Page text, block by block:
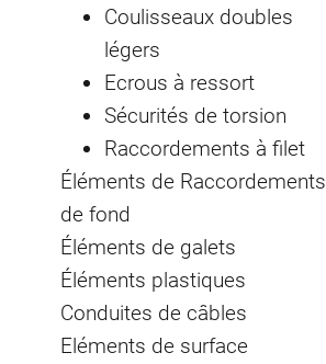
Coulisseaux doubles
légers
Ecrous à ressort
Sécurités de torsion
Raccordements à filet
Éléments de Raccordements
de fond
Éléments de galets
Éléments plastiques
Conduites de câbles
Eléments de surface